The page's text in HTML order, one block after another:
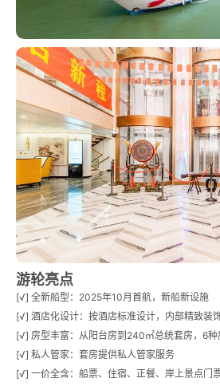
游轮亮点
[√] 全新船型：2025年10月首航，新船新设施
[√] 酒店化设计：按酒店标准设计，内部精致装
[√] 房型丰富：从阳台房到240㎡总统套房，6种
[√] 私人管家：套房提供私人管家服务
[√] 一价全含：船票、住宿、正餐、岸上景点门